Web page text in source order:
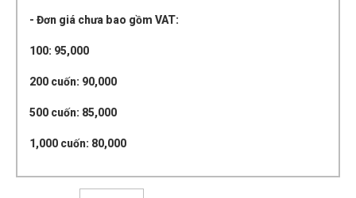
- Đơn giá chưa bao gồm VAT:
100: 95,000
200 cuốn: 90,000
500 cuốn: 85,000
1,000 cuốn: 80,000